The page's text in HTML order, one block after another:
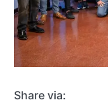
Share via: